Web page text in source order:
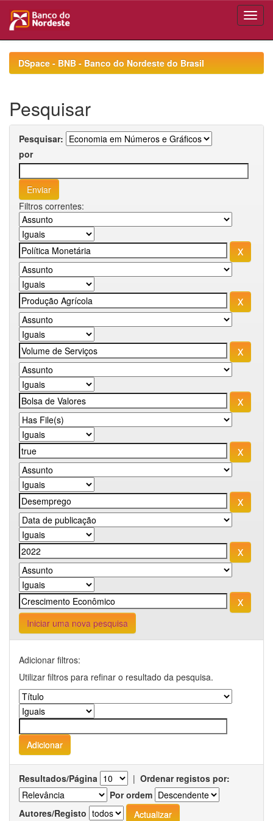
navigationDSpace - BNB - Banco do Nordeste do Brasil
Pesquisar
Pesquisar:
por
Filtros correntes:
Iniciar uma nova pesquisa
Adicionar filtros:
Utilizar filtros para refinar o resultado da pesquisa.
Resultados/Página | Ordenar registos por:
Por ordem
Autores/Registo